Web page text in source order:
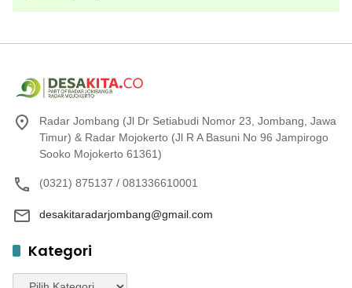
Radar Jombang (Jl Dr Setiabudi Nomor 23, Jombang, Jawa
Timur) & Radar Mojokerto (Jl R A Basuni No 96 Jampirogo
Sooko Mojokerto 61361)
(0321) 875137 / 081336610001
desakitaradarjombang@gmail.com
Kategori
Kategori